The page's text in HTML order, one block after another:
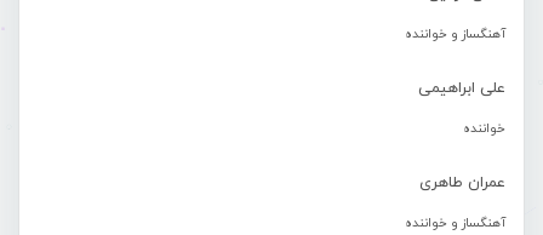
آهنگساز و خواننده
علی ابراهیمی
خواننده
عمران طاهری
آهنگساز و خواننده